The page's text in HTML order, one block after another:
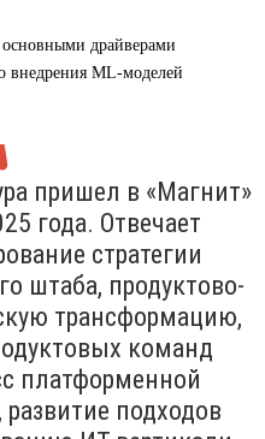
драйверами
внедрения ML-моделей
пришел в «Магнит»
года. Отвечает
стратегии
штаба, продуктово-
трансформацию,
команд
платформенной
развитие подходов